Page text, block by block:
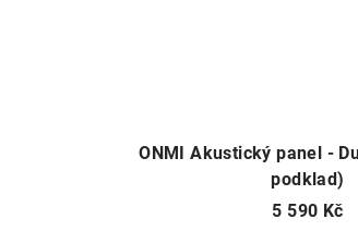
ONMI Akustický panel -
podklad)
5 590 Kč